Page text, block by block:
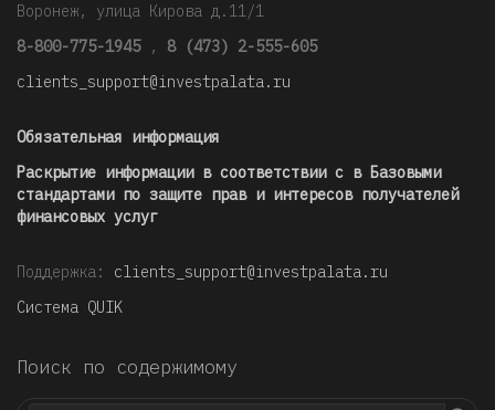
Воронеж, улица Кирова д.11/1
8-800-775-1945 , 8 (473) 2-555-605
clients_support@investpalata.ru
Обязательная информация
Раскрытие информации в соответствии с в Базовыми
стандартами по защите прав и интересов получателей
финансовых услуг
Поддержка: clients_support@investpalata.ru
Система QUIK
Поиск по содержимому